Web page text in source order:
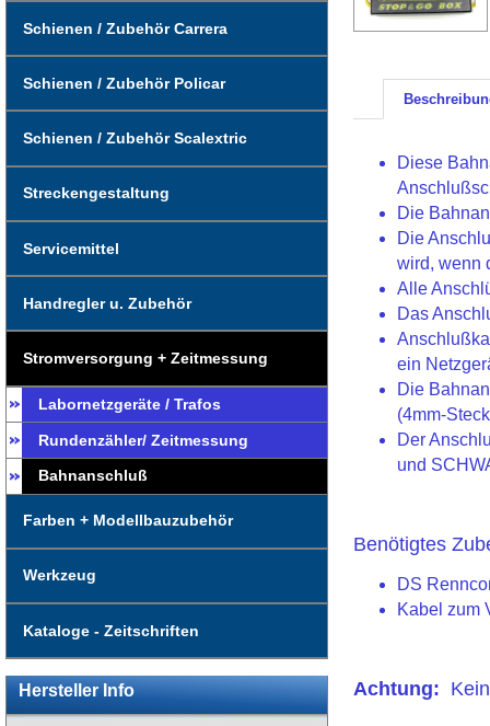
Schienen / Zubehör Carrera
Schienen / Zubehör Policar
Schienen / Zubehör Scalextric
Streckengestaltung
Servicemittel
Handregler u. Zubehör
Stromversorgung + Zeitmessung
Labornetzgeräte / Trafos
Rundenzähler/ Zeitmessung
Bahnanschluß
Farben + Modellbauzubehör
Werkzeug
Kataloge - Zeitschriften
Hersteller Info
Diese
Die
Die
wird, wenn
Alle
Das
ein
Die
(4mm-
Der
und
Benötigtes
DS
Kabel zum
Achtung: